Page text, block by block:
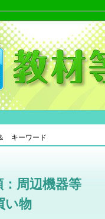
キーワード
周辺機器等
い物